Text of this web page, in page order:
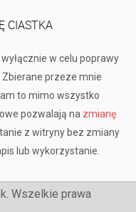
CIASTKA
w celu poprawy
przeze mnie
to mimo wszystko
pozwalają na zmianę
z witryny bez zmiany
lub wykorzystanie.
Wszelkie prawa